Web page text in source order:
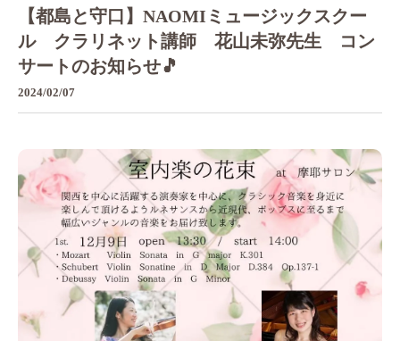
【都島と守口】NAOMIミュージックスクー
ル クラリネット講師 花山未弥先生 コン
サートのお知らせ🎵
2024/02/07